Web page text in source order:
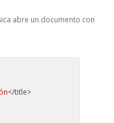
abre un documento con
</title>